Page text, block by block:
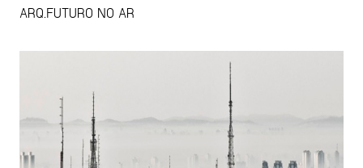
ARQ.FUTURO NO AR